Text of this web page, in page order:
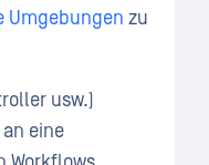
Umgebungen zu
usw.)
eine